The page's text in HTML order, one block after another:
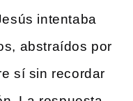
intentaba
abstraídos por
sí sin recordar